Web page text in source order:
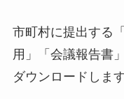
市町村に提出する
用」「会議報告書
ダウンロードします